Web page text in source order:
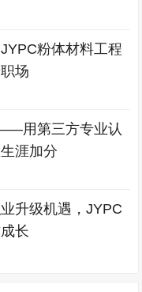
粉体材料工程
场
用第三方专业认
涯加分
升级机遇，JYPC
长